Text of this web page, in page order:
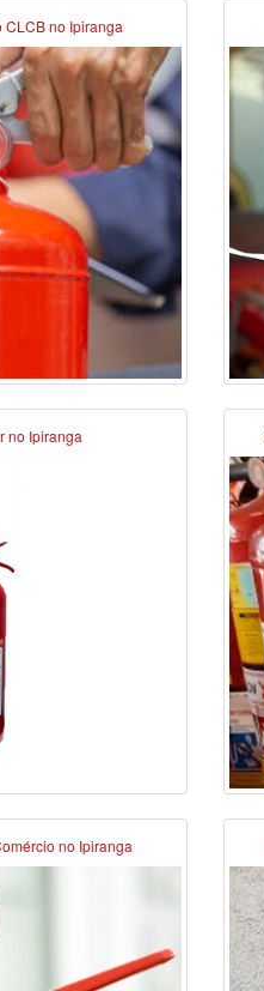
no Ipiranga
no Ipiranga
no Ipiranga